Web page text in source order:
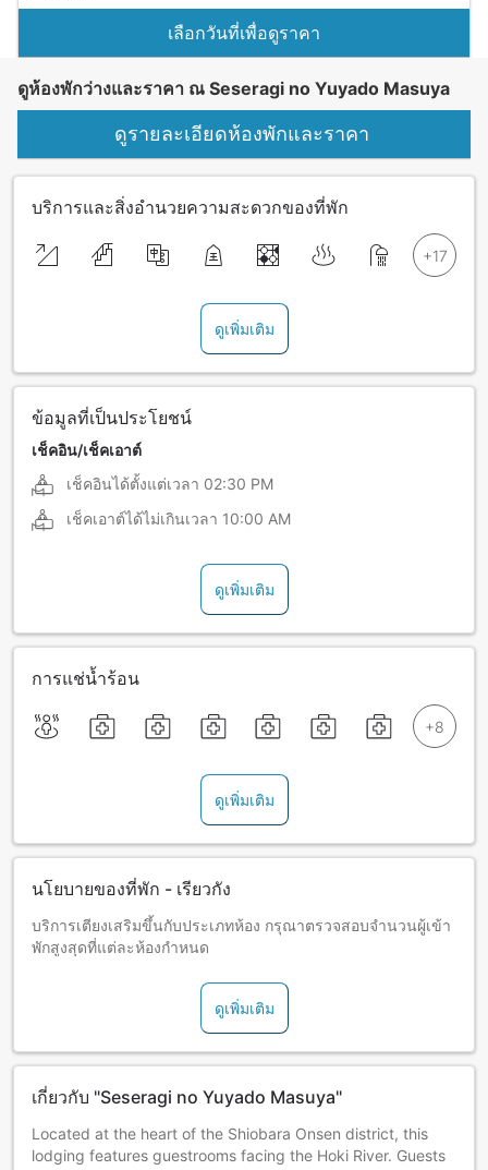
เลือกวันที่เพื่อดูราคา
ดูห้องพักว่างและราคา ณ Seseragi no Yuyado Masuya
ดูรายละเอียดห้องพักและราคา
บริการและสิ่งอำนวยความสะดวกของที่พัก
ดูเพิ่มเติม
ข้อมูลที่เป็นประโยชน์
เช็คอิน/เช็คเอาต์
เช็คอินได้ตั้งแต่เวลา 02:30 PM
เช็คเอาต์ได้ไม่เกินเวลา 10:00 AM
ดูเพิ่มเติม
การแช่น้ำร้อน
ดูเพิ่มเติม
นโยบายของที่พัก - เรียวกัง
บริการเตียงเสริมขึ้นกับประเภทห้อง กรุณาตรวจสอบจำนวนผู้เข้า
พักสูงสุดที่แต่ละห้องกำหนด
ดูเพิ่มเติม
เกี่ยวกับ "Seseragi no Yuyado Masuya"
Located at the heart of the Shiobara Onsen district, this
lodging features guestrooms facing the Hoki River. Guests